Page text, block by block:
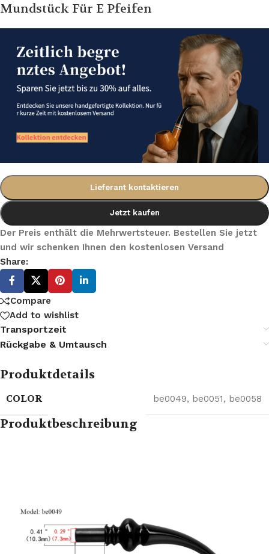
Mundstück Für E Pfeifen
Lieferant kontaktieren
Jetzt kaufen
Der Preis enthält die Mehrwertsteuer. Bestellen Sie jetzt
und wir schenken Ihnen den kostenlosen Versand
Share:
Compare
Add to wishlist
Transportzeit
Rückgabe & Umtausch
Produktdetails
COLOR be0049, be0051, be0058
Produktbeschreibung